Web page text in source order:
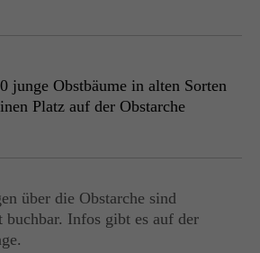
junge Obstbäume in alten Sorten
Platz auf der Obstarche
über die Obstarche sind
buchbar. Infos gibt es auf der